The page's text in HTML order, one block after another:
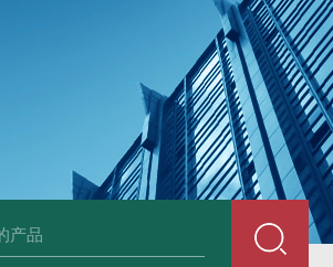
HT808300kg带座椅轮椅秤 血透室轮椅